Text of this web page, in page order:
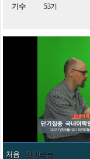
기수 53기
처음 첫인터뷰